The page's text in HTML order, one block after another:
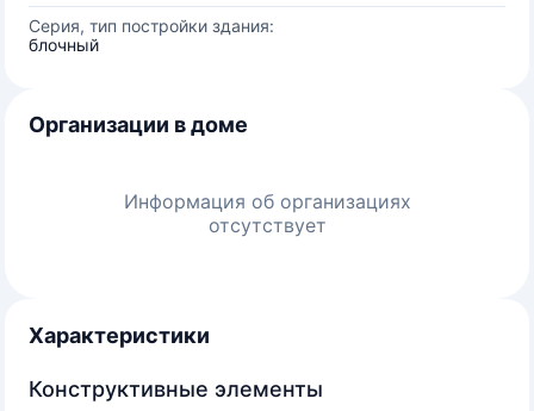
Серия, тип постройки здания:
блочный
Организации в доме
Информация об организациях
отсутствует
Характеристики
Конструктивные элементы